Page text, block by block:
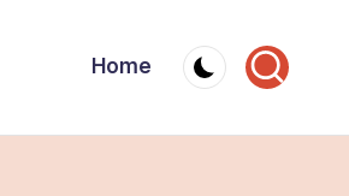
Home